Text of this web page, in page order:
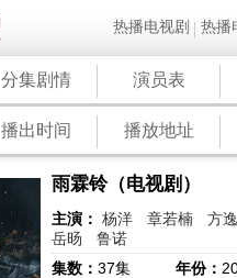
热播电视剧 热播
分集剧情 演员表
播出时间 播放地址
雨霖铃（电视剧）
主演： 杨洋 章若楠 方
岳旸
鲁诺
集数：37集 年份：